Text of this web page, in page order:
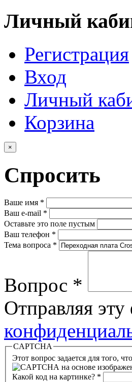
Личный
Регистрация
Вход
Личный
Корзина
×
Спросить
Ваше имя *
Ваш e-mail *
Оставьте это поле пустым
Ваш телефон *
Тема вопроса *
Вопрос *
Отправляя
CAPTCHA
Этот вопрос задается для того,
Какой код на картинке? *